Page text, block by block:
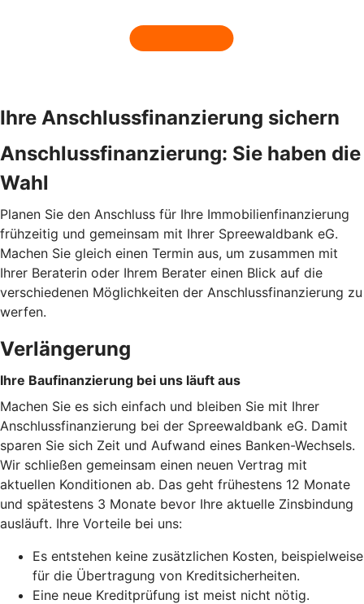
Ihre Anschlussfinanzierung sichern
Anschlussfinanzierung: Sie haben die
Wahl
Planen Sie den Anschluss für Ihre Immobilienfinanzierung
frühzeitig und gemeinsam mit Ihrer Spreewaldbank eG.
Machen Sie gleich einen Termin aus, um zusammen mit
Ihrer Beraterin oder Ihrem Berater einen Blick auf die
verschiedenen Möglichkeiten der Anschlussfinanzierung zu
werfen.
Verlängerung
Ihre Baufinanzierung bei uns läuft aus
Machen Sie es sich einfach und bleiben Sie mit Ihrer
Anschlussfinanzierung bei der Spreewaldbank eG. Damit
sparen Sie sich Zeit und Aufwand eines Banken-Wechsels.
Wir schließen gemeinsam einen neuen Vertrag mit
aktuellen Konditionen ab. Das geht frühestens 12 Monate
und spätestens 3 Monate bevor Ihre aktuelle Zinsbindung
ausläuft. Ihre Vorteile bei uns:
Es entstehen keine zusätzlichen Kosten, beispielweise
für die Übertragung von Kreditsicherheiten.
Eine neue Kreditprüfung ist meist nicht nötig.